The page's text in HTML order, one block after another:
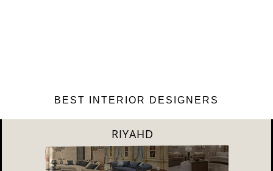
BEST INTERIOR DESIGNERS
SHANGAI